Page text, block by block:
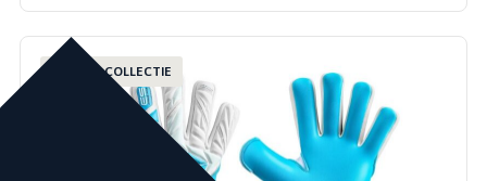
NIEUWE COLLECTIE